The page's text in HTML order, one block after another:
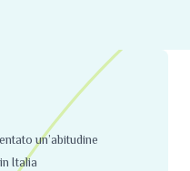
un’abitudine
Italia